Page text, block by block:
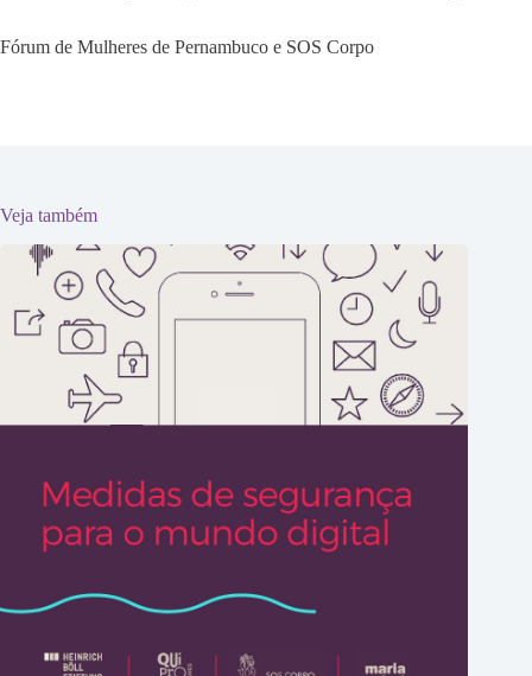
Fórum de Mulheres de Pernambuco e SOS Corpo
Veja também